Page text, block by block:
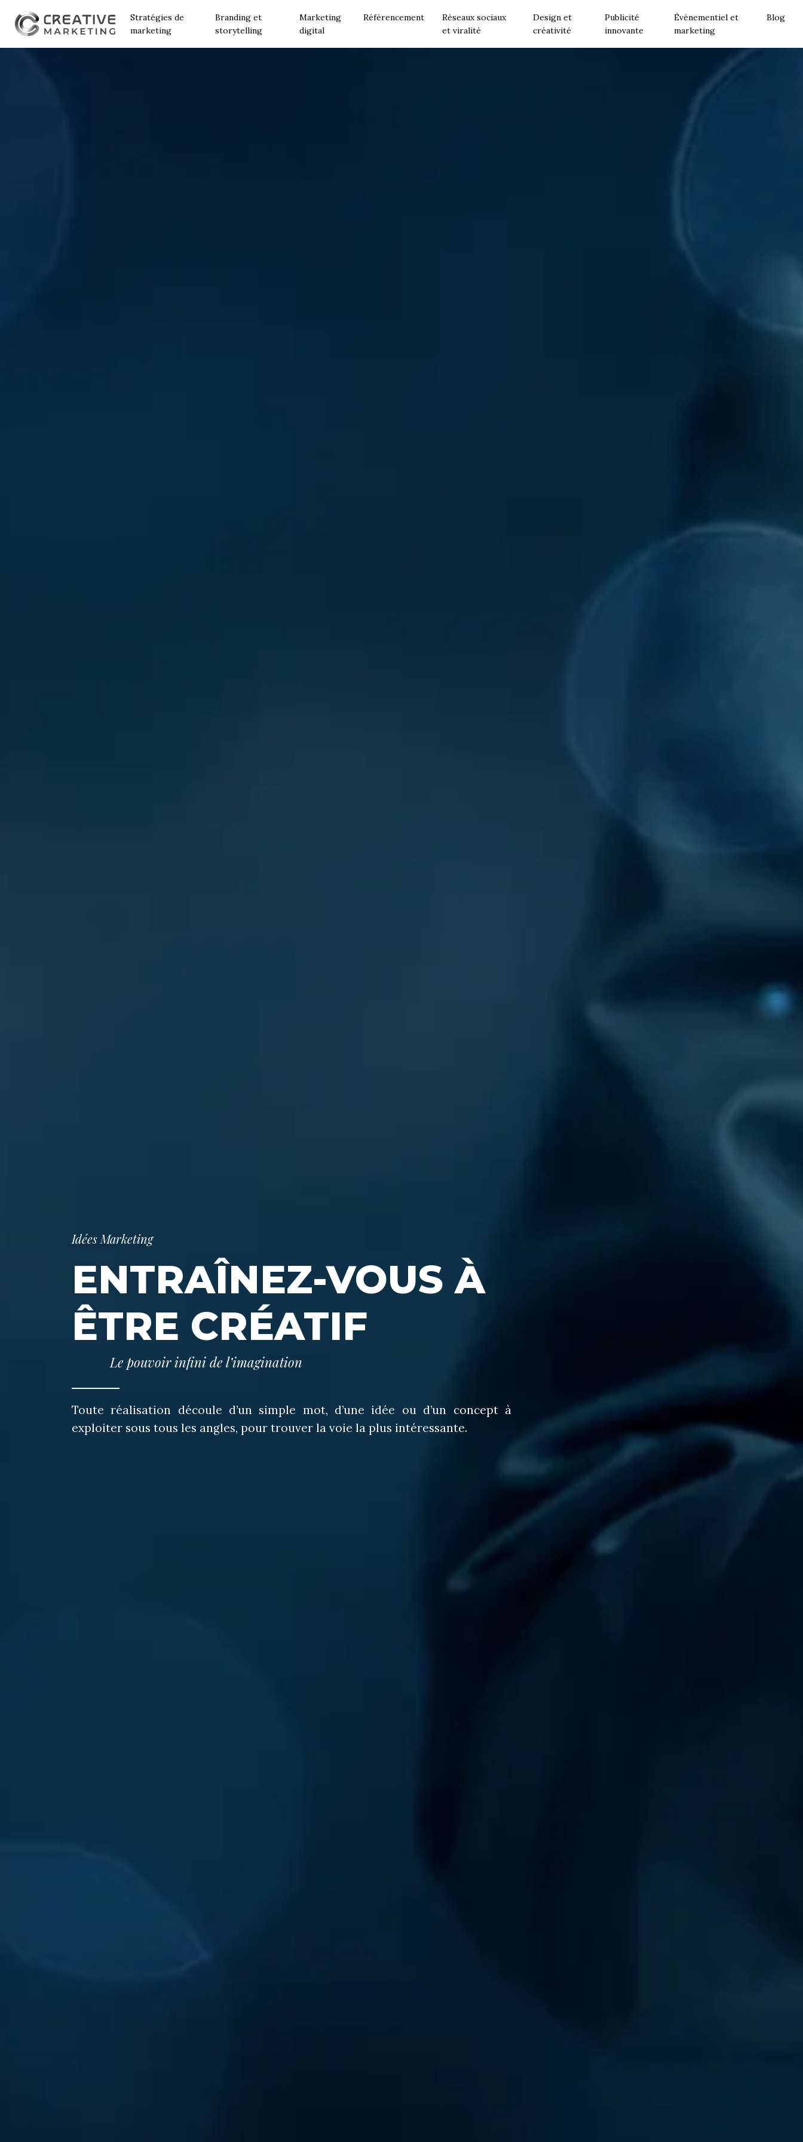
Stratégies de
marketing
Branding et
storytelling
Marketing
digital
Référencement
Réseaux sociaux
et viralité
Design et
créativité
Publicité
innovante
Événementiel et
marketing
Blog
Idées Marketing
ENTRAÎNEZ-VOUS À
ÊTRE CRÉATIF
Le pouvoir infini de l’imagination
Toute réalisation découle d’un simple mot, d’une idée ou d’un concept à
exploiter sous tous les angles, pour trouver la voie la plus intéressante.